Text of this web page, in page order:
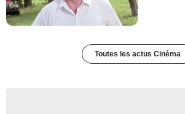
Toutes les actus Cinéma